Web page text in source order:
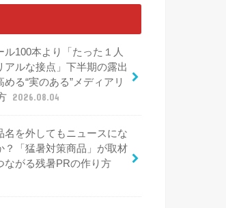
ル100本より「たった１人
アルな接点」下半期の露出
める“実のある”メディアリ
2026.08.04
名を外してもニュースにな
？「猛暑対策商品」が取材
ながる残暑PRの作り方